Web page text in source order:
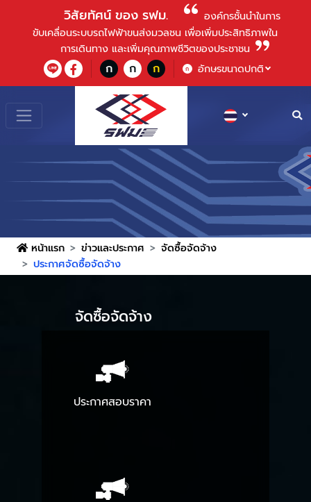
วิสัยทัศน์ ของ รฟม.
องค์กรชั้นนําในการ
ขับเคลื่อนระบบรถไฟฟ้าขนส่งมวลชน เพื่อเพิ่มประสิทธิภาพใน
การเดินทาง และเพิ่มคุณภาพชีวิตของประชาชน
ก ก ก ก อักษรขนาดปกติ
หน้าแรก ข่าวและประกาศ
จัดซื้อจัดจ้าง
ประกาศจัดซื้อจัดจ้าง
จัดซื้อจัดจ้าง
ประกาศสอบราคา